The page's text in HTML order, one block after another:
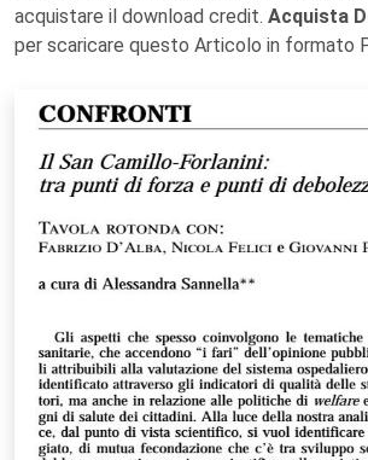
acquistare il download credit. Acquista
per scaricare questo Articolo in formato